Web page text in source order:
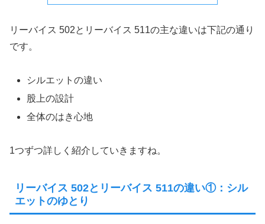
リーバイス 502とリーバイス 511の主な違いは下記の通り
です。
シルエットの違い
股上の設計
全体のはき心地
1つずつ詳しく紹介していきますね。
リーバイス 502とリーバイス 511の違い①：シル
エットのゆとり